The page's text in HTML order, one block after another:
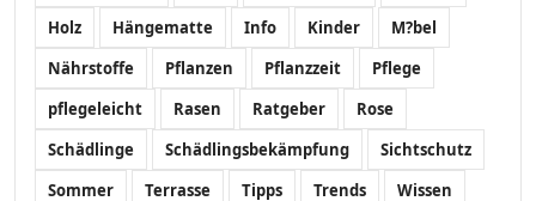
Holz
Hängematte Info Kinder
M?bel
Nährstoffe
Pflanzen Pflanzzeit
Pflege
pflegeleicht
Rasen Ratgeber
Rose
Schädlinge
Schädlingsbekämpfung
Sichtschutz
Sommer
Terrasse Tipps Trends
Wissen